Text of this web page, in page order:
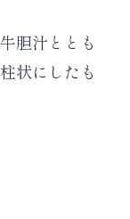
胆汁ととも
状にしたも